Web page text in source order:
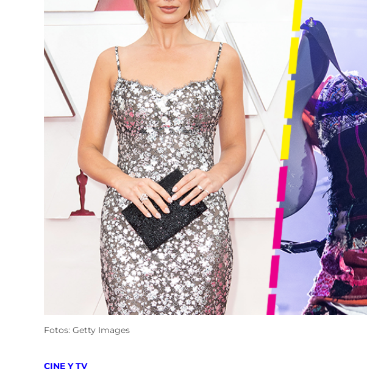
Fotos: Getty Images
POSTED
CINE Y TV